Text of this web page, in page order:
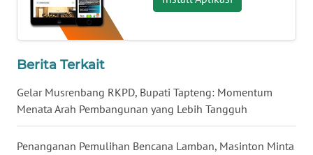
Berita Terkait
Gelar Musrenbang RKPD, Bupati Tapteng: Momentum
Menata Arah Pembangunan yang Lebih Tangguh
Penanganan Pemulihan Bencana Lamban, Masinton Minta
WN
KALTARA
KALSEL
WN
KALTIM